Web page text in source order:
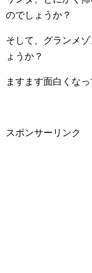
のでしょうか？
そして、グランメ
ょうか？
ますます面白くなっ
スポンサーリンク